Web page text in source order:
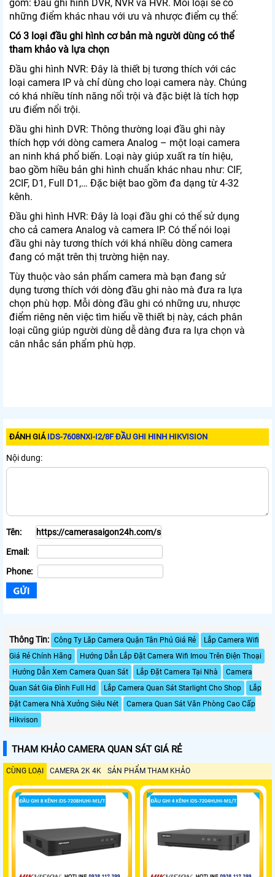
gồm: Đầu ghi hình DVR, NVR và HVR. Mỗi loại sẽ có
những điểm khác nhau với ưu và nhược điểm cụ thể:
Có 3 loại đầu ghi hình cơ bản mà người dùng có thể
tham khảo và lựa chọn
Đầu ghi hình NVR: Đây là thiết bị tương thích với các
loại camera IP và chỉ dùng cho loại camera này. Chúng
có khá nhiều tính năng nổi trội và đặc biệt là tích hợp
ưu điểm nổi trội.
Đầu ghi hình DVR: Thông thường loại đầu ghi này
thích hợp với dòng camera Analog – một loại camera
an ninh khá phổ biến. Loại này giúp xuất ra tín hiệu,
bao gồm hiều bản ghi hình chuẩn khác nhau như: CIF,
2CIF, D1, Full D1,… Đặc biệt bao gồm đa dạng từ 4-32
kênh.
Đầu ghi hình HVR: Đây là loại đầu ghi có thể sử dụng
cho cả camera Analog và camera IP. Có thể nói loại
đầu ghi này tương thích với khá nhiều dòng camera
đang có mặt trên thị trường hiện nay.
Tùy thuộc vào sản phẩm camera mà bạn đang sử
dụng tương thích với dòng đầu ghi nào mà đưa ra lựa
chọn phù hợp. Mỗi dòng đầu ghi có những ưu, nhược
điểm riêng nên việc tìm hiểu về thiết bị này, cách phân
loại cũng giúp người dùng dễ dàng đưa ra lựa chọn và
cân nhắc sản phẩm phù hợp.
ĐÁNH GIÁ IDS-7608NXI-I2/8F ĐẦU GHI HINH HIKVISION
Nội dung:
Tên:
Email:
Phone:
Thông Tin: Công Ty Lăp Camera Quận Tân Phú Giá Rẻ
Lắp Camera Wifi
Giá Rẻ Chính Hãng
Hướng Dẫn Lắp Đặt Camera Wifi Imou Trên Điện Thoại
Hướng Dẫn Xem Camera Quan Sát
Lắp Đặt Camera Tại Nhà
Camera
Quan Sát Gia Đình Full Hd
Lắp Camera Quan Sát Starlight Cho Shop
Lắp
Đặt Camera Nhà Xưởng Siêu Nét
Camera Quan Sát Văn Phòng Cao Cấp
Hikvison
THAM KHẢO CAMERA QUAN SÁT GIÁ RẺ
CÙNG LOẠI CAMERA 2K 4K SẢN PHẨM THAM KHẢO